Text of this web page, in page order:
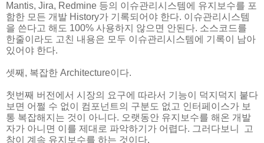
Mantis, Jira, Redmine 등의 이슈관리시스템에 유지보수를 포
함한 모든 개발 History가 기록되어야 한다. 이슈관리시스템
을 쓴다고 해도 100% 사용하지 않으면 안된다. 소스코드를
한줄이라도 고친 내용은 모두 이슈관리시스템에 기록이 남아
있어야 한다.
셋째, 복잡한 Architecture이다.
첫번째 버전에서 시장의 요구에 따라서 기능이 덕지덕지 붙다
보면 어쩔 수 없이 컴포넌트의 구분도 없고 인터페이스가 보
통 복잡해지는 것이 아니다. 오랫동안 유지보수를 해온 개발
자가 아니면 이를 제대로 파악하기가 어렵다. 그러다보니 고
참이 계속 유지보수를 하는 것이다.